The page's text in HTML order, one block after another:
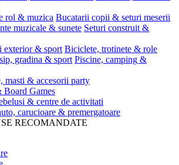
rol & muzica Bucatarii copii & seturi meserii
muzicale & sunete Seturi construit &
exterior & sport Biciclete, trotinete & role
gradina & sport Piscine, camping &
masti & accesorii party
Board Games
& centre de activitati
carucioare & premergatoare
RECOMANDATE